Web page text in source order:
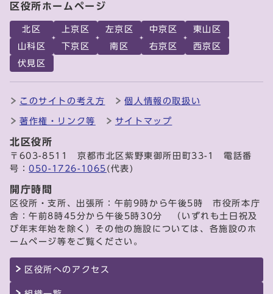
区役所ホームページ
北区 上京区 左京区 中京区
東山区
山科区
下京区 南区 右京区
西京区
伏見区
このサイトの考え方 個人情報の取扱い
著作権・リンク等 サイトマップ
北区役所
〒603-8511 京都市北区紫野東御所田町33-1 電話番
号：050-1726-1065 (代表)
開庁時間
区役所・支所、出張所：午前9時から午後5時 市役所本庁
舎：午前8時45分から午後5時30分 （いずれも土日祝及
び年末年始を除く）その他の施設については、各施設のホ
ームページ等をご覧ください。
区役所へのアクセス